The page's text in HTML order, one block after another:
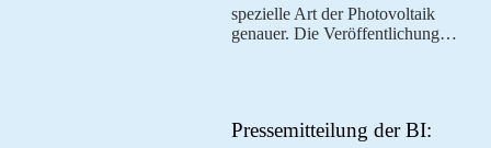
spezielle Art der Photovoltaik
genauer. Die Veröffentlichung…
Pressemitteilung der BI: